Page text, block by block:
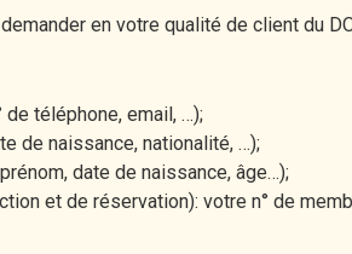
en votre qualité de client du
téléphone, email, …);
de naissance, nationalité, …);
date de naissance, âge…);
et de réservation): votre n° de